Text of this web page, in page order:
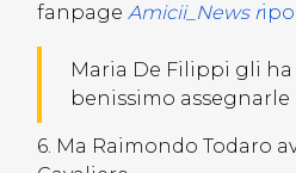
fanpage Amicii_News r
Maria De Filippi gli
benissimo
6. Ma Raimondo Todaro